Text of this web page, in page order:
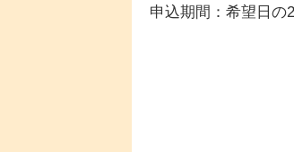
申込期間：希望日の